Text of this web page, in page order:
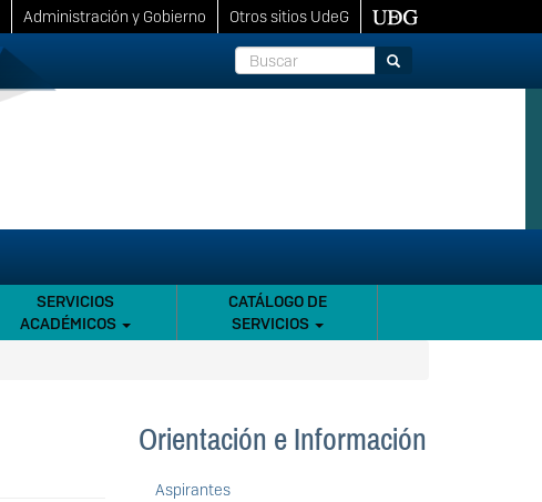
Administración y Gobierno
Otros sitios UdeG
Buscar
Buscar
SERVICIOS
ACADÉMICOS
CATÁLOGO DE
SERVICIOS
Orientación e Información
Aspirantes